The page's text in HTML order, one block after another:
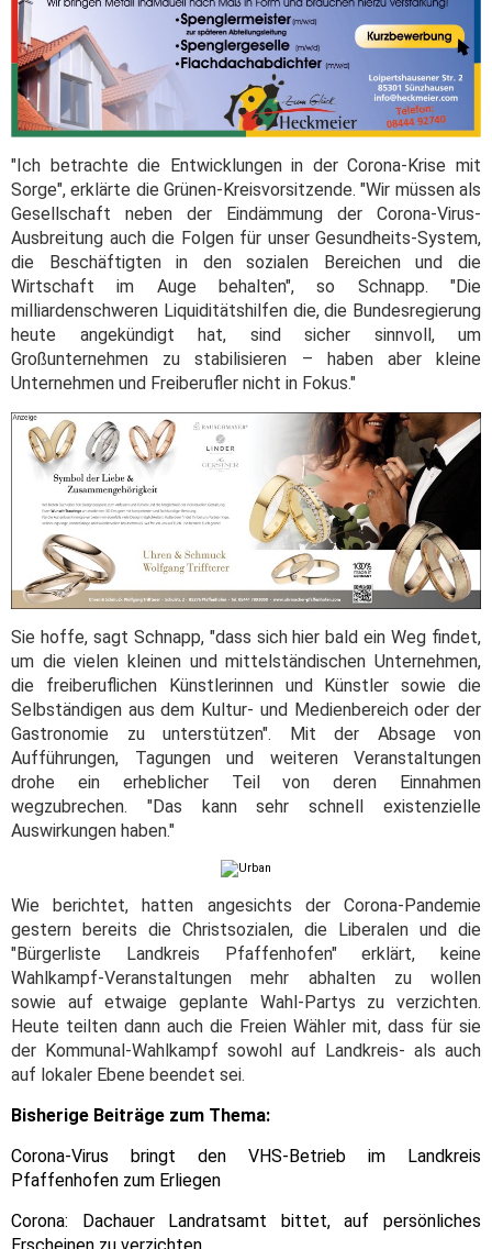
"Ich betrachte die Entwicklungen in der Corona-Krise mit
Sorge", erklärte die Grünen-Kreisvorsitzende. "Wir müssen als
Gesellschaft neben der Eindämmung der Corona-Virus-
Ausbreitung auch die Folgen für unser Gesundheits-System,
die Beschäftigten in den sozialen Bereichen und die
Wirtschaft im Auge behalten", so Schnapp. "Die
milliardenschweren Liquiditätshilfen die, die Bundesregierung
heute angekündigt hat, sind sicher sinnvoll, um
Großunternehmen zu stabilisieren – haben aber kleine
Unternehmen und Freiberufler nicht in Fokus."
Sie hoffe, sagt Schnapp, "dass sich hier bald ein Weg findet,
um die vielen kleinen und mittelständischen Unternehmen,
die freiberuflichen Künstlerinnen und Künstler sowie die
Selbständigen aus dem Kultur- und Medienbereich oder der
Gastronomie zu unterstützen". Mit der Absage von
Aufführungen, Tagungen und weiteren Veranstaltungen
drohe ein erheblicher Teil von deren Einnahmen
wegzubrechen. "Das kann sehr schnell existenzielle
Auswirkungen haben."
Wie berichtet, hatten angesichts der Corona-Pandemie
gestern bereits die Christsozialen, die Liberalen und die
"Bürgerliste Landkreis Pfaffenhofen" erklärt, keine
Wahlkampf-Veranstaltungen mehr abhalten zu wollen
sowie auf etwaige geplante Wahl-Partys zu verzichten.
Heute teilten dann auch die Freien Wähler mit, dass für sie
der Kommunal-Wahlkampf sowohl auf Landkreis- als auch
auf lokaler Ebene beendet sei.
Bisherige Beiträge zum Thema:
Corona-Virus bringt den VHS-Betrieb im Landkreis
Pfaffenhofen zum Erliegen
Corona: Dachauer Landratsamt bittet, auf persönliches